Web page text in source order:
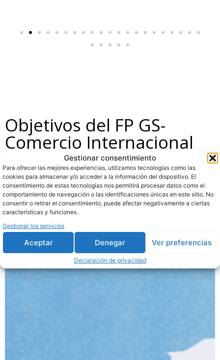
Gestionar consentimiento
Para ofrecer las mejores experiencias, utilizamos tecnologías como las
cookies para almacenar y/o acceder a la información del dispositivo. El
consentimiento de estas tecnologías nos permitirá procesar datos como el
comportamiento de navegación o las identificaciones únicas en este sitio. No
consentir o retirar el consentimiento, puede afectar negativamente a ciertas
características y funciones.
Gestionar los servicios
Aceptar Denegar Ver preferencias
Declaración de privacidad
Objetivos del FP GS-
Comercio Internacional